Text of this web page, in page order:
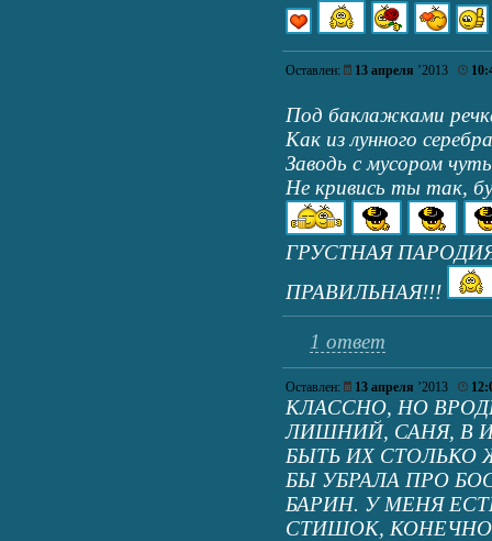
Оставлен: 13 апреля ’2013
Под баклажками
Как из лунного
Заводь с мусором
Не кривись ты так,
ГРУСТНАЯ
ПРАВИЛЬНАЯ!!!
1 ответ
Оставлен: 13 апреля ’2013
КЛАССНО, НО
ЛИШНИЙ, САНЯ, В
БЫТЬ ИХ СТОЛЬКО
БЫ УБРАЛА ПРО
БАРИН. У МЕНЯ
СТИШОК,